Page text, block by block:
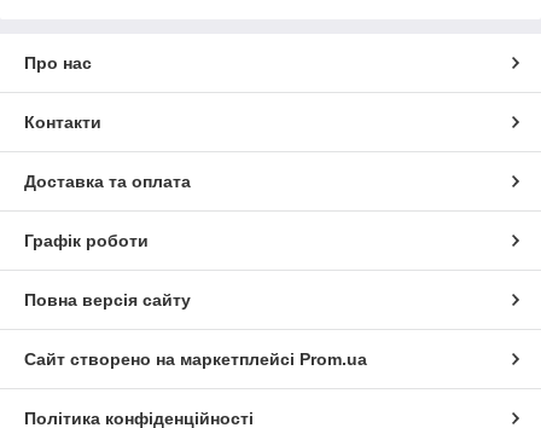
Про нас
Контакти
Доставка та оплата
Графік роботи
Повна версія сайту
Сайт створено на маркетплейсі Prom.ua
Політика конфіденційності